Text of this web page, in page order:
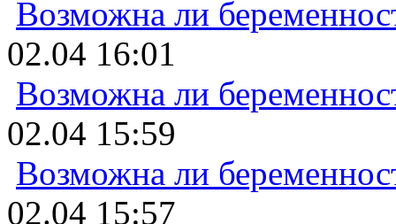
Возможна ли
02.04 16:01
Возможна ли
02.04 15:59
Возможна ли
02.04 15:57